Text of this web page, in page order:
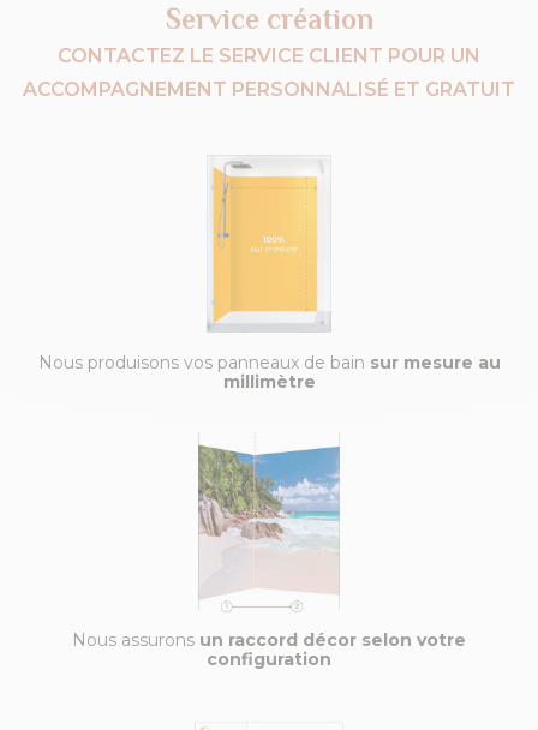
Service création
CONTACTEZ LE SERVICE CLIENT POUR UN
ACCOMPAGNEMENT PERSONNALISÉ ET GRATUIT
Nous produisons vos panneaux de bain sur mesure au
millimètre
Nous assurons un raccord décor selon votre
configuration